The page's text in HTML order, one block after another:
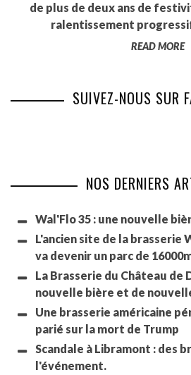
de plus de deux ans de
ralentissement
READ MORE
SUIVEZ-NOUS SUR
NOS DERNIERS
Wal'Flo 35 : une nouvelle
L'ancien site de la brasserie
va devenir un parc de
La Brasserie du Château de
nouvelle bière et de
Une brasserie américaine
parié sur la mort de Trump
Scandale à Libramont : des
l'événement.